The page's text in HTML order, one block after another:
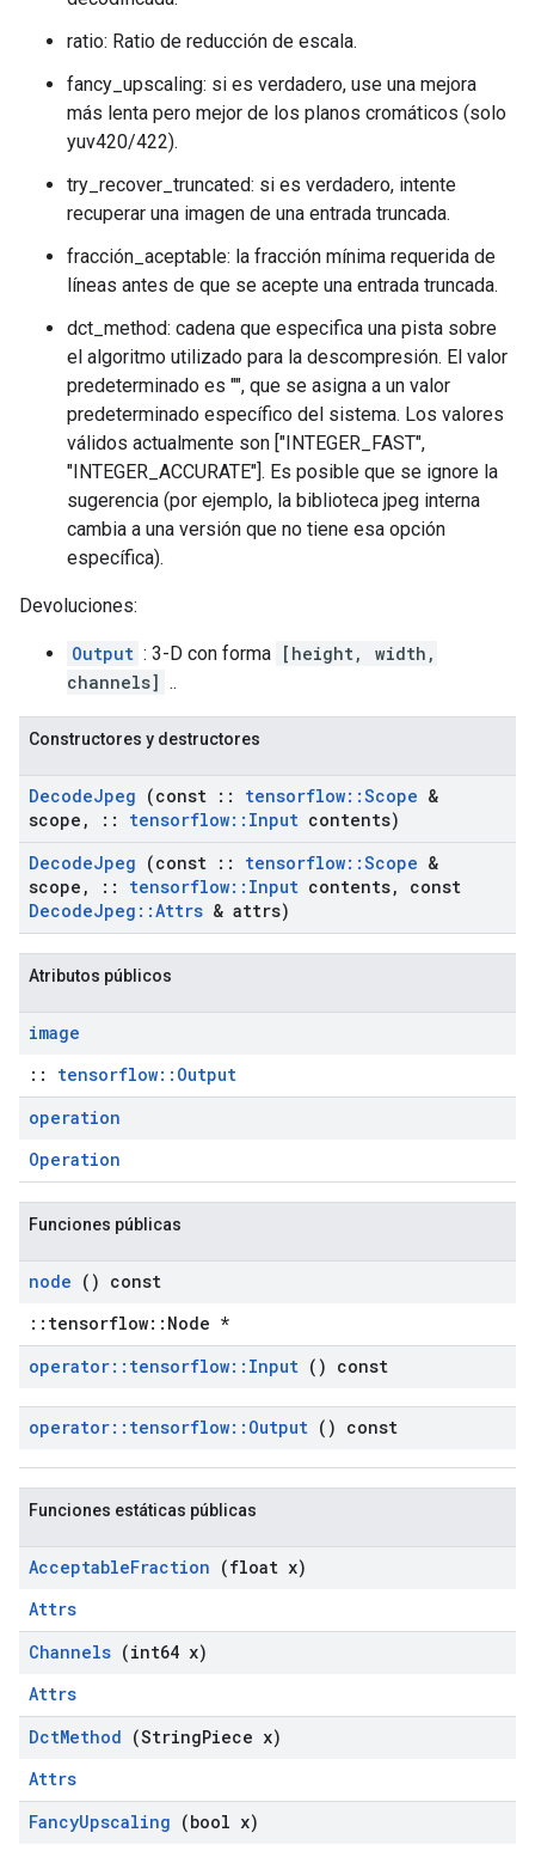
ratio: Ratio de reducción de escala.
fancy_upscaling: si es verdadero, use una mejora
más lenta pero mejor de los planos cromáticos (solo
yuv420/422).
try_recover_truncated: si es verdadero, intente
recuperar una imagen de una entrada truncada.
fracción_aceptable: la fracción mínima requerida de
líneas antes de que se acepte una entrada truncada.
dct_method: cadena que especifica una pista sobre
el algoritmo utilizado para la descompresión. El valor
predeterminado es "", que se asigna a un valor
predeterminado específico del sistema. Los valores
válidos actualmente son ["INTEGER_FAST",
"INTEGER_ACCURATE"]. Es posible que se ignore la
sugerencia (por ejemplo, la biblioteca jpeg interna
cambia a una versión que no tiene esa opción
específica).
Devoluciones:
Output : 3-D con forma [height, width,
channels] ..
Constructores y destructores
DecodeJpeg (const :: tensorflow::Scope &
scope , :: tensorflow:: Input contents)
DecodeJpeg (const :: tensorflow::Scope &
scope , :: tensorflow:: Input contents,
const
DecodeJpeg ::Attrs & attrs)
Atributos públicos
image
:: tensorflow::Output
operation
Operation
Funciones públicas
node () const
::tensorflow::Node *
operator:: tensorflow:: Input () const
operator:: tensorflow:: Output () const
Funciones estáticas públicas
AcceptableFraction (float x)
Attrs
Channels (int64 x)
Attrs
DctMethod (StringPiece x)
Attrs
FancyUpscaling (bool x)